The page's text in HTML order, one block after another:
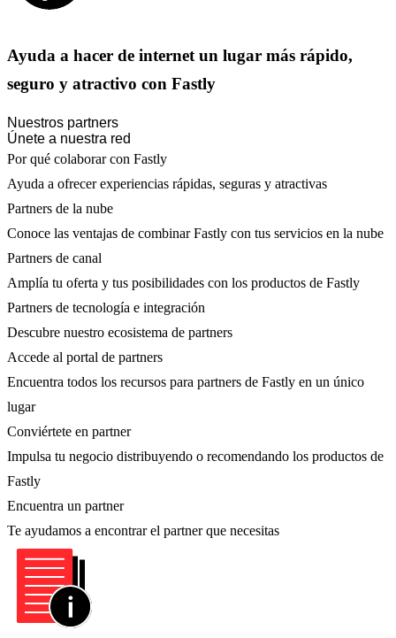
Ayuda a hacer de internet un lugar más rápido,
seguro y atractivo con Fastly
Nuestros partners
Únete a nuestra red
Por qué colaborar con Fastly
Ayuda a ofrecer experiencias rápidas, seguras y atractivas
Partners de la nube
Conoce las ventajas de combinar Fastly con tus servicios en la nube
Partners de canal
Amplía tu oferta y tus posibilidades con los productos de Fastly
Partners de tecnología e integración
Descubre nuestro ecosistema de partners
Accede al portal de partners
Encuentra todos los recursos para partners de Fastly en un único
lugar
Conviértete en partner
Impulsa tu negocio distribuyendo o recomendando los productos de
Fastly
Encuentra un partner
Te ayudamos a encontrar el partner que necesitas